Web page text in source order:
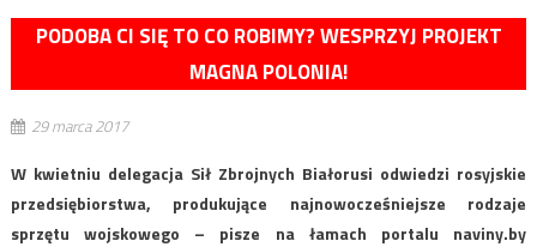
PODOBA CI SIĘ TO CO ROBIMY? WESPRZYJ PROJEKT
MAGNA POLONIA!
29 marca 2017
W kwietniu delegacja Sił Zbrojnych Białorusi odwiedzi rosyjskie
przedsiębiorstwa, produkujące najnowocześniejsze rodzaje
sprzętu wojskowego – pisze na łamach portalu naviny.by